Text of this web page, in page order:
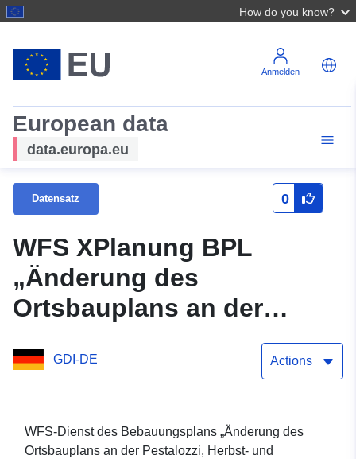
How do you know?
Anmelden
European data
data.europa.eu
Datensatz 0
WFS XPlanung BPL
„Änderung des
Ortsbauplans an der
Pestalozzi, Herbst- und
Theresienstraße“
GDI-DE Actions
WFS-Dienst des Bebauungsplans „Änderung des
Ortsbauplans an der Pestalozzi, Herbst- und